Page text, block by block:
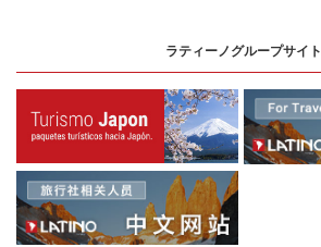
ラティーノグループサイト